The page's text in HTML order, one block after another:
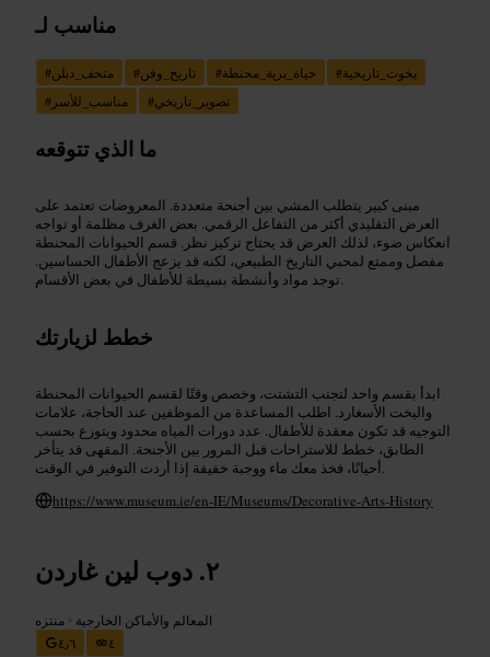
مناسب لـ
#متحف_دبلن #تاريخ_وفن #حياة_برية_محنطة #يخوت_تاريخية
# مناسب_للأسر #تصوير_تاريخي
ما الذي تتوقعه
مبنى كبير يتطلب المشي بين أجنحة متعددة. المعروضات تعتمد على
العرض التقليدي أكثر من التفاعل الرقمي. بعض الغرف مظلمة أو تواجه
انعكاس ضوء، لذلك العرض قد يحتاج تركيز نظر. قسم الحيوانات المحنطة
مفصل وممتع لمحبي التاريخ الطبيعي، لكنه قد يزعج الأطفال الحساسين.
توجد مواد وأنشطة بسيطة للأطفال في بعض الأقسام.
خطط لزيارتك
ابدأ بقسم واحد لتجنب التشتت، وخصص وقتًا لقسم الحيوانات المحنطة
واليخت الأسغارد. اطلب المساعدة من الموظفين عند الحاجة، علامات
التوجيه قد تكون معقدة للأطفال. عدد دورات المياه محدود ويتوزع بحسب
الطابق، خطط للاستراحات قبل المرور بين الأجنحة. المقهى قد يتأخر
أحيانًا، فخذ معك ماء ووجبة خفيفة إذا أردت التوفير في الوقت.
https://www.museum.ie/en-IE/Museums/Decorative-Arts-History
دوب لين غاردن
المعالم والأماكن الخارجية • منتزه
٤٫٦
٤